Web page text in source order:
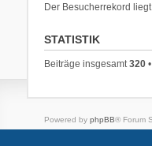
Der Besucherrekord
STATISTIK
Beiträge insgesamt320
Powered by phpBB® Forum